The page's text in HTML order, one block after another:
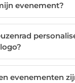
evenement?
evenementen